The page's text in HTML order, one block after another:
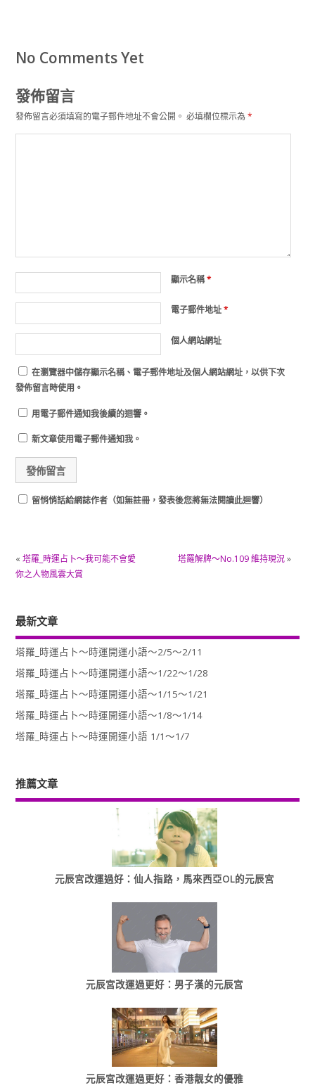
No Comments Yet
發佈留言
發佈留言必須填寫的電子郵件地址不會公開。 必填欄位標示為*
顯示名稱*
電子郵件地址*
個人網站網址
在瀏覽器中儲存顯示名稱、電子郵件地址及個人網站網址，以供下次
發佈留言時使用。
用電子郵件通知我後續的迴響。
新文章使用電子郵件通知我。
留悄悄話給網誌作者（如無註冊，發表後您將無法閱讀此迴響）
« 塔羅_時運占卜～我可能不會愛
你之人物風雲大賞
塔羅解牌～No.109 維持現況»
最新文章
塔羅_時運占卜～時運開運小語～2/5～2/11
塔羅_時運占卜～時運開運小語～1/22～1/28
塔羅_時運占卜～時運開運小語～1/15～1/21
塔羅_時運占卜～時運開運小語～1/8～1/14
塔羅_時運占卜～時運開運小語 1/1～1/7
推薦文章
元辰宮改運過好：仙人指路，馬來西亞OL的元辰宮
元辰宮改運過更好：男子漢的元辰宮
元辰宮改運過更好：香港靓女的優雅